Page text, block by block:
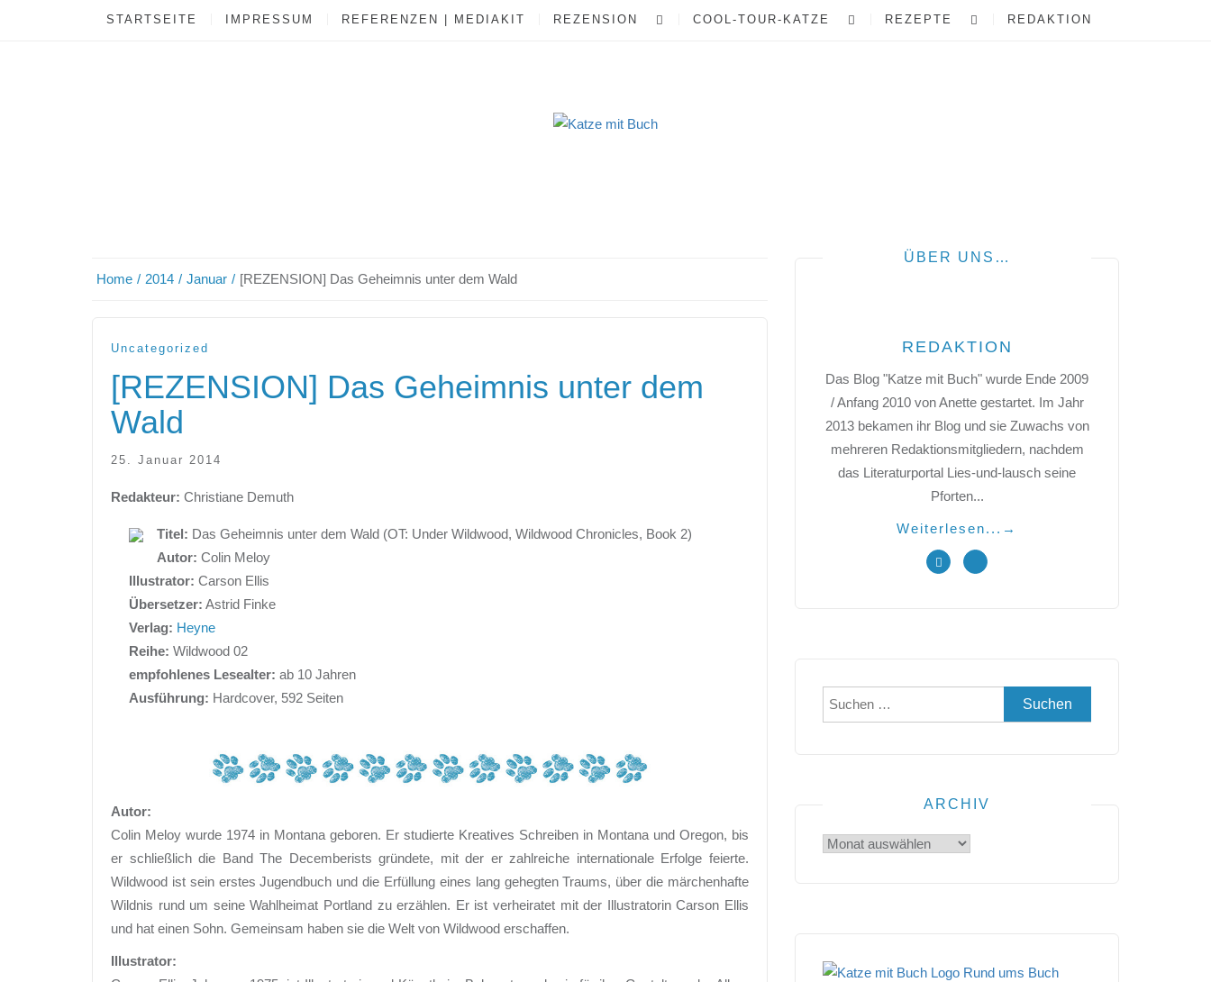
STARTSEITE IMPRESSUM REFERENZEN | MEDIAKIT REZENSION COOL-TOUR-KATZE REZEPTE REDAKTION
Home 2014 Januar [REZENSION] Das Geheimnis unter dem Wald
Uncategorized
[REZENSION] Das Geheimnis unter dem
Wald
25. Januar 2014
Redakteur: Christiane Demuth
Titel: Das Geheimnis unter dem Wald (OT: Under Wildwood, Wildwood Chronicles, Book 2)
Autor: Colin Meloy
Illustrator: Carson Ellis
Übersetzer: Astrid Finke
Verlag: Heyne
Reihe: Wildwood 02
empfohlenes Lesealter: ab 10 Jahren
Ausführung: Hardcover, 592 Seiten
Autor:
Colin Meloy wurde 1974 in Montana geboren. Er studierte Kreatives Schreiben in Montana und Oregon, bis
er schließlich die Band The Decemberists gründete, mit der er zahlreiche internationale Erfolge feierte.
Wildwood ist sein erstes Jugendbuch und die Erfüllung eines lang gehegten Traums, über die märchenhafte
Wildnis rund um seine Wahlheimat Portland zu erzählen. Er ist verheiratet mit der Illustratorin Carson Ellis
und hat einen Sohn. Gemeinsam haben sie die Welt von Wildwood erschaffen.
Illustrator:
ÜBER UNS…
REDAKTION
Das Blog "Katze mit Buch" wurde Ende 2009
/ Anfang 2010 von Anette gestartet. Im Jahr
2013 bekamen ihr Blog und sie Zuwachs von
mehreren Redaktionsmitgliedern, nachdem
das Literaturportal Lies-und-lausch seine
Pforten...
Weiterlesen... →
Suchen
nach:
ARCHIV
Archiv